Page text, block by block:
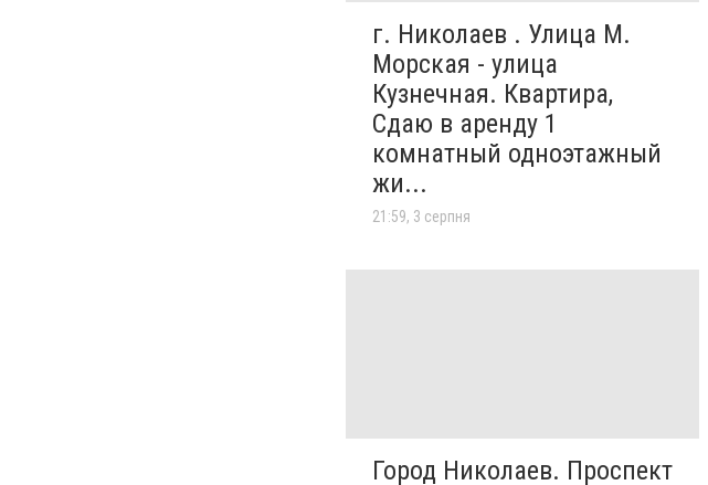
г. Николаев . Улица М.
Морская - улица
Кузнечная. Квартира,
Сдаю в аренду 1
комнатный одноэтажный
жи...
21:59, 3 серпня
Город Николаев. Проспект